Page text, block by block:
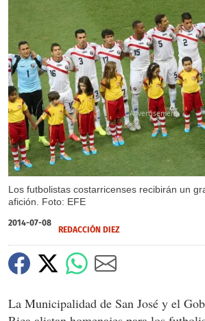
Los futbolistas costarricenses recibirán un
afición. Foto: EFE
2014-07-08
REDACCIÓN DIEZ
La Municipalidad de San José y el